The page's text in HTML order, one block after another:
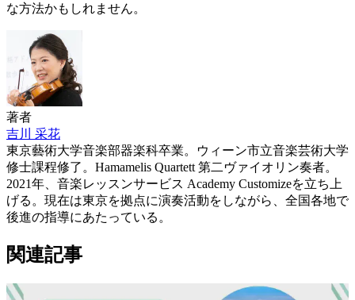
な方法かもしれません。
著者
吉川 采花
東京藝術大学音楽部器楽科卒業。ウィーン市立音楽芸術大学
修士課程修了。Hamamelis Quartett 第二ヴァイオリン奏者。
2021年、音楽レッスンサービス Academy Customizeを立ち上
げる。現在は東京を拠点に演奏活動をしながら、全国各地で
後進の指導にあたっている。
関連記事